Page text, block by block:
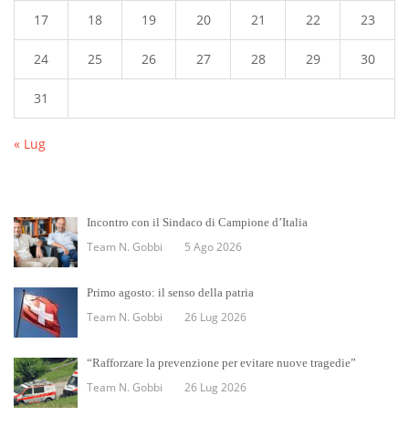
17 18 19 20 21 22 23
24 25 26 27 28 29 30
31
« Lug
Incontro con il Sindaco di Campione d’Italia
Team N. Gobbi 5 Ago 2026
Primo agosto: il senso della patria
Team N. Gobbi 26 Lug 2026
“Rafforzare la prevenzione per evitare nuove tragedie”
Team N. Gobbi 26 Lug 2026